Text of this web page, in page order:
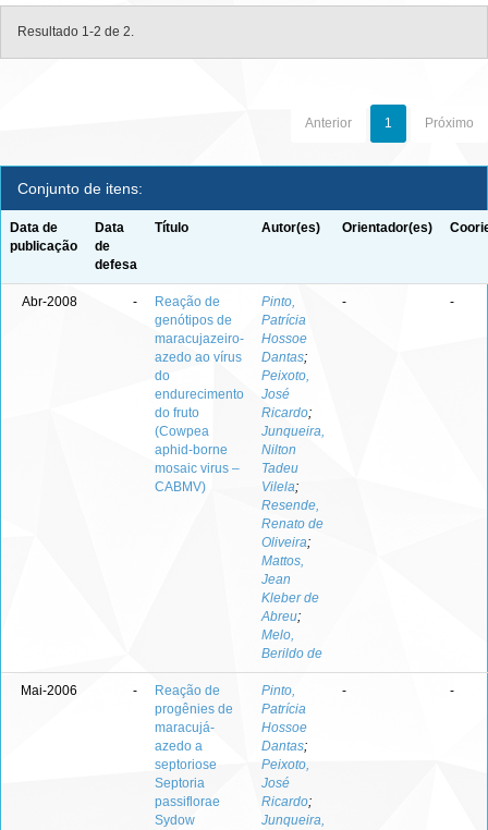
Resultado 1-2 de 2.
Anterior 1 Próximo
Conjunto de itens:
Data de
publicação
Data
de
defesa
Título Autor(es) Orientador(es)
Abr-2008 -
Reação de
genótipos de
maracujazeiro-
azedo ao vírus
do
endurecimento
do fruto
(Cowpea
aphid-borne
mosaic virus –
CABMV)
Pinto,
Patrícia
Hossoe
Dantas;
Peixoto,
José
Ricardo;
Junqueira,
Nilton
Tadeu
Vilela;
Resende,
Renato de
Oliveira;
Mattos,
Jean
Kleber de
Abreu;
Melo,
Berildo de
- -
Mai-2006 -
Reação de
progênies de
maracujá-
azedo a
septoriose
Septoria
passiflorae
Sydow
Pinto,
Patrícia
Hossoe
Dantas;
Peixoto,
José
Ricardo;
Junqueira,
- -